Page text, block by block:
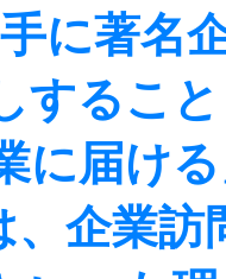
に著名
するこ
に届け
、企業